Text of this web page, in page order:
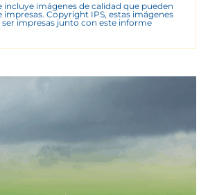
incluye imágenes de calidad que pueden
impresas. Copyright IPS, estas imágenes
impresas junto con este informe